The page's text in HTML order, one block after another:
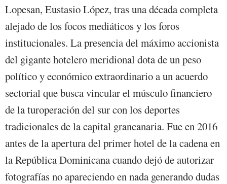
Lopesan, Eustasio López, tras una década completa
alejado de los focos mediáticos y los foros
institucionales. La presencia del máximo accionista
del gigante hotelero meridional dota de un peso
político y económico extraordinario a un acuerdo
sectorial que busca vincular el músculo financiero
de la turoperación del sur con los deportes
tradicionales de la capital grancanaria. Fue en 2016
antes de la apertura del primer hotel de la cadena en
la República Dominicana cuando dejó de autorizar
fotografías no apareciendo en nada generando dudas